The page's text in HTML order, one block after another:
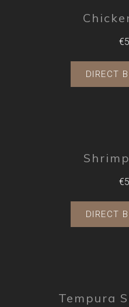
DIRECT
DIRECT
Tempura